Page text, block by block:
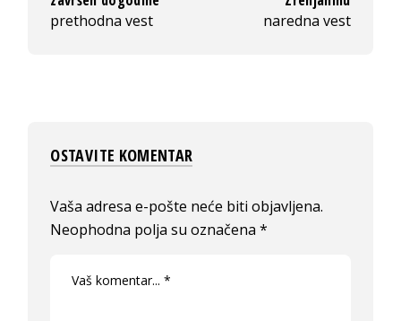
prethodna vest
naredna vest
OSTAVITE KOMENTAR
Vaša adresa e-pošte neće biti objavljena.
Neophodna polja su označena*